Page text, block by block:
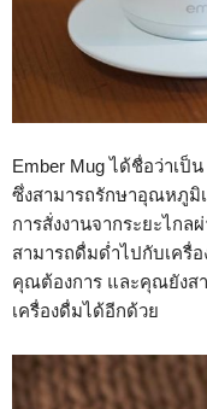
Ember Mug ได้ชื่อว่าเป็
ซึ่งสามารถรักษาอุณหภูมิ
การสั่งงานจากระยะไก
สามารถดื่มด่ำไปกับเค
คุณต้องการ และคุณยังส
เครื่องดื่มได้อีกด้วย